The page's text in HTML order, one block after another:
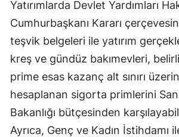
Yatırımlarda Devlet Yardımları
Cumhurbaşkanı Kararı
teşvik belgeleri ile yatırım
kreş ve gündüz bakımevleri,
prime esas kazanç alt sınırı
hesaplanan sigorta primlerini
Bakanlığı bütçesinden
Ayrıca, Genç ve Kadın İstihdamı